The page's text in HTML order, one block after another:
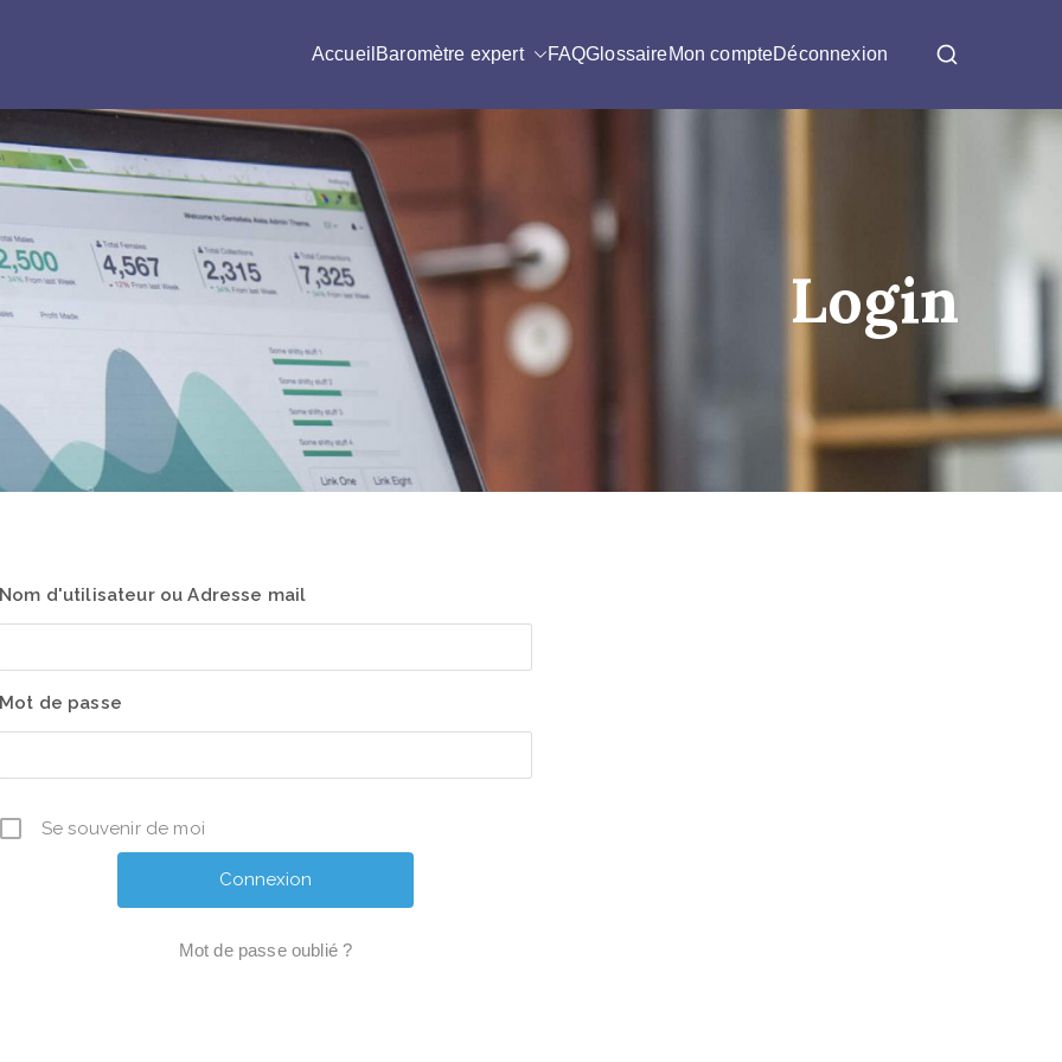
Accueil Baromètre expert FAQGlossaireMon compteDéconnexion
Login
Nom d'utilisateur ou Adresse mail
Mot de passe
Se souvenir de moi
Mot de passe oublié ?